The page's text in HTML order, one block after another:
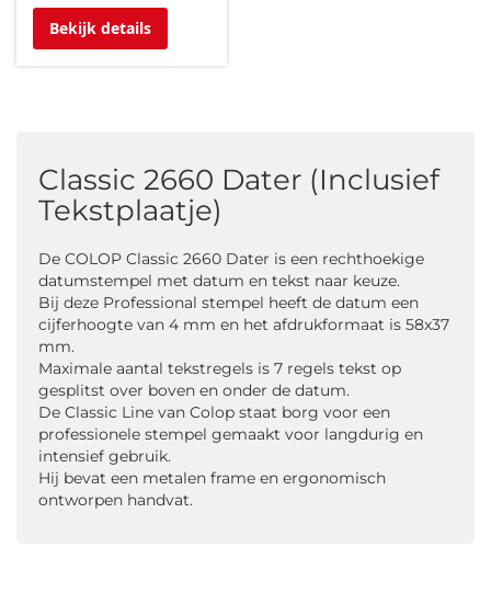
Bekijk details
Classic 2660 Dater (Inclusief
Tekstplaatje)
De COLOP Classic 2660 Dater is een rechthoekige
datumstempel met datum en tekst naar keuze.
Bij deze Professional stempel heeft de datum een
cijferhoogte van 4 mm en het afdrukformaat is 58x37
mm.
Maximale aantal tekstregels is 7 regels tekst op
gesplitst over boven en onder de datum.
De Classic Line van Colop staat borg voor een
professionele stempel gemaakt voor langdurig en
intensief gebruik.
Hij bevat een metalen frame en ergonomisch
ontworpen handvat.